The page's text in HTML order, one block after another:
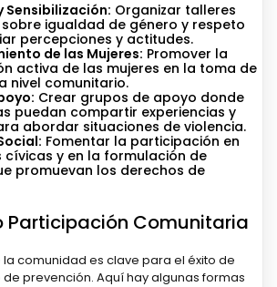
Sensibilización: Organizar talleres
igualdad de género y respeto
percepciones y actitudes.
de las Mujeres: Promover la
activa de las mujeres en la toma de
nivel comunitario.
Crear grupos de apoyo donde
puedan compartir experiencias y
abordar situaciones de violencia.
Fomentar la participación en
cívicas y en la formulación de
promuevan los derechos de
Participación Comunitaria
comunidad es clave para el éxito de
prevención. Aquí hay algunas formas